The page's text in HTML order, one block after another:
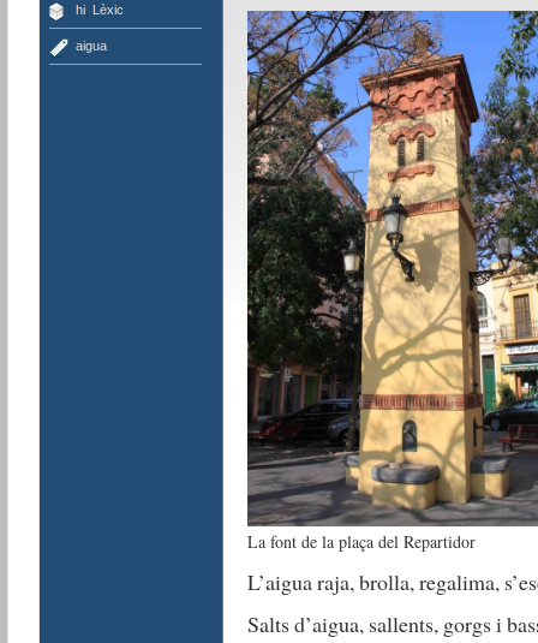
hi, Lèxic
aigua
La font de la plaça del Repartidor
L’aigua raja, brolla, regalima,
Salts d’aigua, sallents, gorgs i